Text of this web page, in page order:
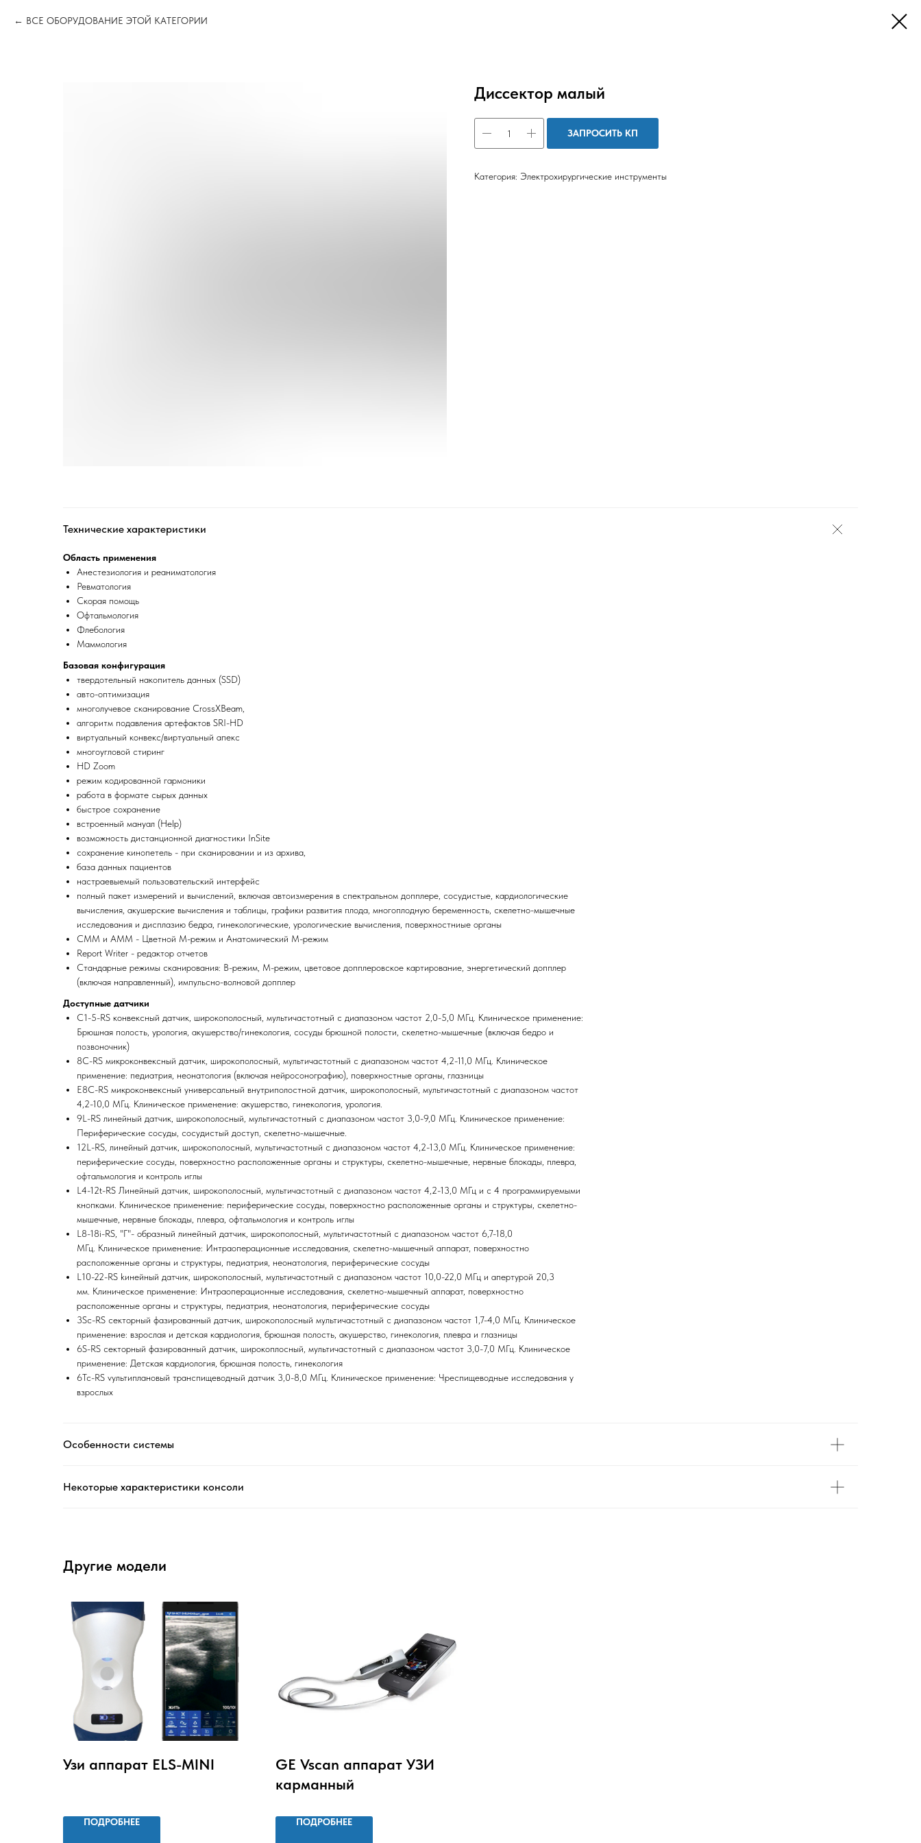
ВСЕ ОБОРУДОВАНИЕ ЭТОЙ КАТЕГОРИИ
Диссектор малый
ЗАПРОСИТЬ КП
Категория: Электрохирургические инструменты
Технические характеристики
Область применения
Анестезиология и реаниматология
Ревматология
Скорая помощь
Офтальмология
Флебология
Маммология
Базовая конфигурация
твердотельный накопитель данных (SSD)
авто-оптимизация
многолучевое сканирование CrossXBeam,
алгоритм подавления артефактов SRI-HD
виртуальный конвекс/виртуальный апекс
многоугловой стиринг
HD Zoom
режим кодированной гармоники
работа в формате сырых данных
быстрое сохранение
вcтроенный мануал (Help)
возможность дистанционной диагностики InSite
сохранение кинопетель - при сканировании и из архива,
база данных пациентов
настраевыемый пользовательский интерфейс
полный пакет измерений и вычислений, включая автоизмерения в спектральном допплере, сосудистые, кардиологические
вычисления, акушерские вычисления и таблицы, графики развития плода, многоплодную беременность, скелетно-мышечные
исследования и дисплазию бедра, гинекологические, урологические вычисления, поверхностниые органы
CMM и AMM - Цветной М-режим и Анатомический М-режим
Report Writer - редактор отчетов
Стандарные режимы сканирования: В-режим, М-режим, цветовое допплеровское картирование, энергетический допплер
(включая направленный), импульсно-волновой допплер
Доступные датчики
C1-5-RS конвексный датчик, широкополосный, мультичастотный с диапазоном частот 2,0-5,0 МГц. Клиническое применение:
Брюшная полость, урология, акушерство/гинекология, сосуды брюшной полости, скелетно-мышечные (включая бедро и
позвоночник)
8C-RS микроконвексный датчик, широкополосный, мультичастотный с диапазоном частот 4,2-11,0 МГц. Клиническое
применение: педиатрия, неонатология (включая нейросонографию), поверхностные органы, глазницы
E8C-RS микроконвексный универсальный внутриполостной датчик, широкополосный, мультичастотный с диапазоном частот
4,2-10,0 МГц. Клиническое применение: акушерство, гинекология, урология.
9L-RS линейный датчик, широкополосный, мультичастотный с диапазоном частот 3,0-9,0 МГц. Клиническое применение:
Периферические сосуды, сосудистый доступ, скелетно-мышечные.
12L-RS, линейный датчик, широкополосный, мультичастотный с диапазоном частот 4,2-13,0 МГц. Клиническое применение:
периферические сосуды, поверхностно расположенные органы и структуры, скелетно-мышечные, нервные блокады, плевра,
офтальмология и контроль иглы
L4-12t-RS Линейный датчик, широкополосный, мультичастотный с диапазоном частот 4,2-13,0 МГц и с 4 программируемыми
кнопками. Клиническое применение: периферические сосуды, поверхностно расположенные органы и структуры, скелетно-
мышечные, нервные блокады, плевра, офтальмология и контроль иглы
L8-18i-RS, "Г"- образный линейный датчик, широкополосный, мультичастотный с диапазоном частот 6,7-18,0
МГц. Клиническое применение: Интраоперационные исследования, скелетно-мышечный аппарат, поверхностно
расположенные органы и структуры, педиатрия, неонатология, периферические сосуды
L10-22-RS kинейный датчик, широкополосный, мультичастотный с диапазоном частот 10,0-22,0 МГц и апертурой 20,3
мм. Клиническое применение: Интраоперационные исследования, скелетно-мышечный аппарат, поверхностно
расположенные органы и структуры, педиатрия, неонатология, периферические сосуды
3Sc-RS секторный фазированный датчик, широкополосный мультичастотный с диапазоном частот 1,7-4,0 МГц. Клиническое
применение: взрослая и детская кардиология, брюшная полость, акушерство, гинекология, плевра и глазницы
6S-RS cекторный фазированный датчик, широкоплосный, мультичастотный с диапазоном частот 3,0-7,0 МГц. Клиническое
применение: Детская кардиология, брюшная полость, гинекология
6Tc-RS vультиплановый транспищеводный датчик 3,0-8,0 МГц. Клиническое применение: Чреспищеводные исследования у
взрослых
Особенности системы
Некоторые характеристики консоли
Другие модели
Узи аппарат ELS-MINI
ПОДРОБНЕЕ
GE Vscan аппарат УЗИ
карманный
ПОДРОБНЕЕ